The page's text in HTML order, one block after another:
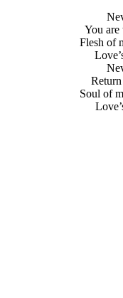
You are
Flesh of
Soul of